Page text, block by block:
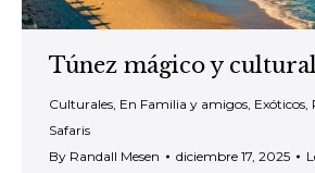
Túnez mágico y cultural
Culturales En Familia y amigos Exóticos
Safaris
By Randall Mesen diciembre 17, 2025